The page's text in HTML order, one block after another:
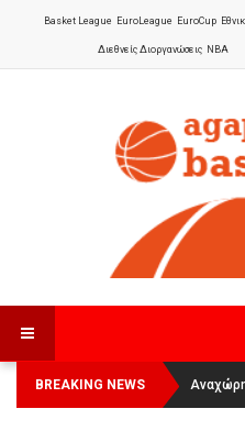
Basket League EuroLeague EuroCup
Διεθνείς Διοργανώσεις NBA
BREAKING NEWS
Οι
Basketball